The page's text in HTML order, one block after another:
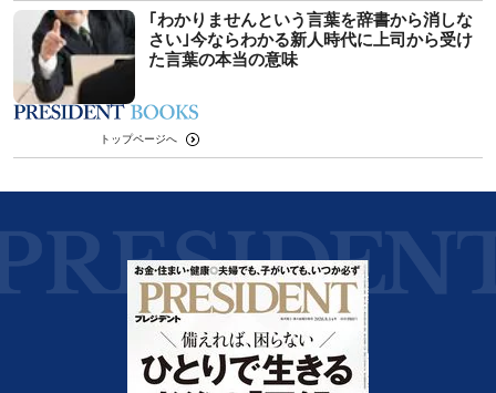
｢わかりませんという言葉を辞書から消しな
さい｣今ならわかる新人時代に上司から受け
た言葉の本当の意味
トップページへ